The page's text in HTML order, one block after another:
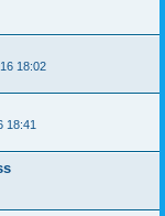
18:02
18:41